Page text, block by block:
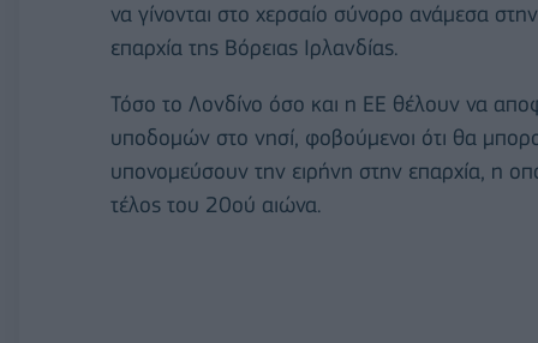
να γίνονται στο χερσαίο σύνορο ανάμεσα
επαρχία της Βόρειας Ιρλανδίας.
Τόσο το Λονδίνο όσο και η ΕΕ θέλουν να
υποδομών στο νησί, φοβούμενοι ότι θα
υπονομεύσουν την ειρήνη στην επαρχία, η
τέλος του 20ού αιώνα.